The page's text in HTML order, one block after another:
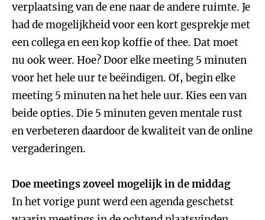
verplaatsing van de ene naar de andere ruimte. Je
had de mogelijkheid voor een kort gesprekje met
een collega en een kop koffie of thee. Dat moet
nu ook weer. Hoe? Door elke meeting 5 minuten
voor het hele uur te beëindigen. Of, begin elke
meeting 5 minuten na het hele uur. Kies een van
beide opties. Die 5 minuten geven mentale rust
en verbeteren daardoor de kwaliteit van de online
vergaderingen.
Doe meetings zoveel mogelijk in de middag
In het vorige punt werd een agenda geschetst